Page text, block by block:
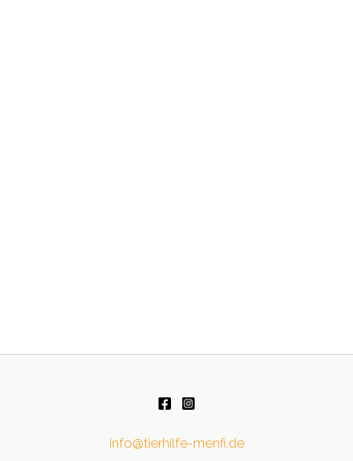
info@tierhilfe-menfi.de